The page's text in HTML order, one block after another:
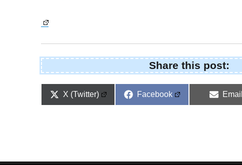
Share this post:
Share
X (Twitter)
Share
Facebook